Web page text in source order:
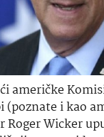
američke
(poznate i kao
Roger Wicker